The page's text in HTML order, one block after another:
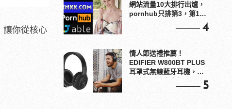
讓你從核心
網站流量10大排行出爐，
pornhub只排第3，第1名
4
情人節送禮推薦！
EDIFIER W800BT PLUS
耳罩式無線藍牙耳機，在
5